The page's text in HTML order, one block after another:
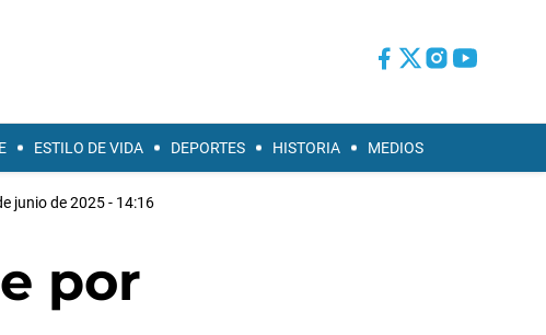
ESTILO DE VIDA DEPORTES HISTORIA MEDIOS
junio de 2025 - 14:16
por